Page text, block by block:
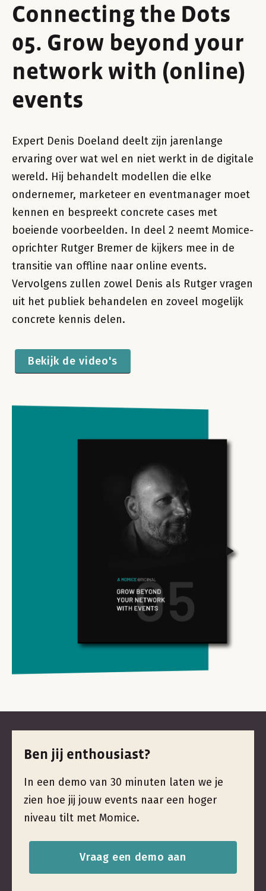
Connecting the Dots
05. Grow beyond your
network with (online)
events
Expert Denis Doeland deelt zijn jarenlange
ervaring over wat wel en niet werkt in de digitale
wereld. Hij behandelt modellen die elke
ondernemer, marketeer en eventmanager moet
kennen en bespreekt concrete cases met
boeiende voorbeelden. In deel 2 neemt Momice-
oprichter Rutger Bremer de kijkers mee in de
transitie van offline naar online events.
Vervolgens zullen zowel Denis als Rutger vragen
uit het publiek behandelen en zoveel mogelijk
concrete kennis delen.
Bekijk de video's
Ben jij enthousiast?
In een demo van 30 minuten laten we je
zien hoe jij jouw events naar een hoger
niveau tilt met Momice.
Vraag een demo aan